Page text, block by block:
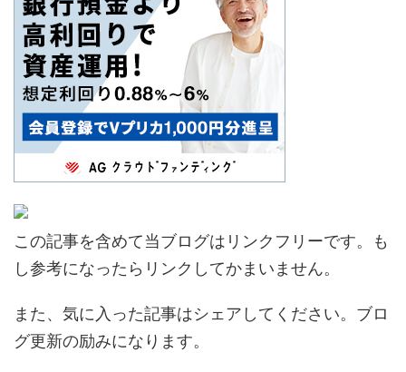
この記事を含めて当ブログはリンクフリーです。も
し参考になったらリンクしてかまいません。
また、気に入った記事はシェアしてください。ブロ
グ更新の励みになります。